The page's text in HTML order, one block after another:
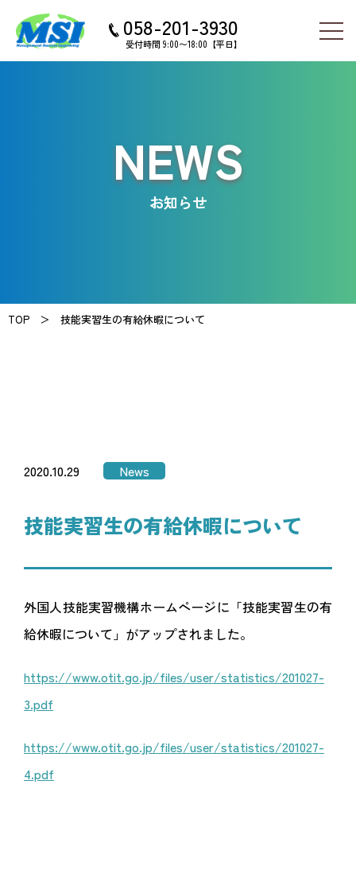
058-201-3930
受付時間 9:00〜18:00【平日】
NEWS
お知らせ
TOP ＞ 技能実習生の有給休暇について
2020.10.29 News
技能実習生の有給休暇について
外国人技能実習機構ホームページに「技能実習生の有
給休暇について」がアップされました。
https://www.otit.go.jp/files/user/statistics/201027-
3.pdf
https://www.otit.go.jp/files/user/statistics/201027-
4.pdf